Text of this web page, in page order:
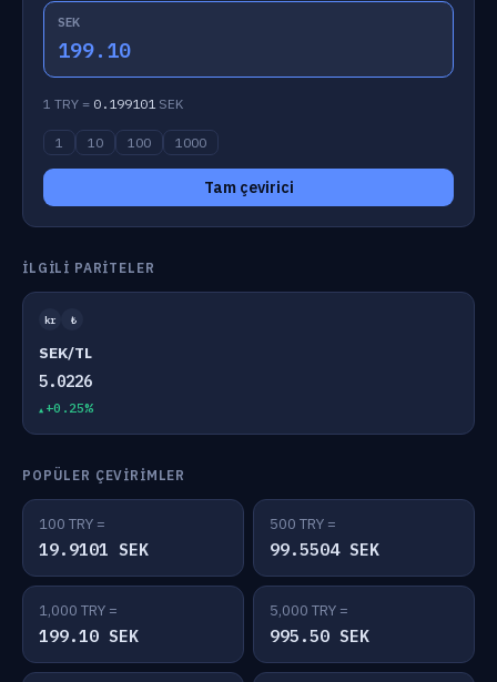
SEK
199.10
1 TRY = 0.199101 SEK
1 10 100 1000
Tam çevirici
İLGILI PARITELER
kr ₺
SEK/TL
5.0226
+0.25%
POPÜLER ÇEVIRIMLER
100 TRY =
19.9101 SEK
500 TRY =
99.5504 SEK
1,000 TRY =
199.10 SEK
5,000 TRY =
995.50 SEK